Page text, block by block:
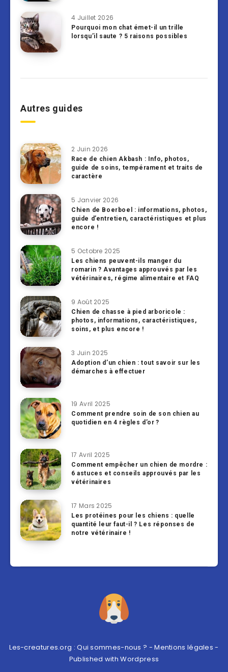
4 Juillet 2026
Pourquoi mon chat émet-il un trille
lorsqu’il saute ? 5 raisons possibles
Autres guides
2 Juin 2026
Race de chien Akbash : Info, photos,
guide de soins, tempérament et traits de
caractère
5 Janvier 2026
Chien de Boerboel : informations, photos,
guide d’entretien, caractéristiques et plus
encore !
5 Octobre 2025
Les chiens peuvent-ils manger du
romarin ? Avantages approuvés par les
vétérinaires, régime alimentaire et FAQ
9 Août 2025
Chien de chasse à pied arboricole :
photos, informations, caractéristiques,
soins, et plus encore !
3 Juin 2025
Adoption d’un chien : tout savoir sur les
démarches à effectuer
19 Avril 2025
Comment prendre soin de son chien au
quotidien en 4 règles d’or ?
17 Avril 2025
Comment empêcher un chien de mordre :
6 astuces et conseils approuvés par les
vétérinaires
17 Mars 2025
Les protéines pour les chiens : quelle
quantité leur faut-il ? Les réponses de
notre vétérinaire !
Les-creatures.org :Qui sommes-nous ? -Mentions légales -
Published withWordpress